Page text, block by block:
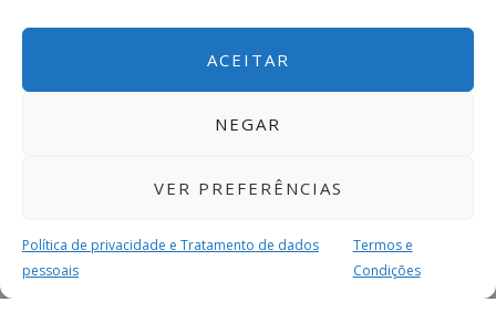
ACEITAR
NEGAR
VER PREFERÊNCIAS
Política de privacidade e Tratamento de dados
pessoais
Termos e
Condições